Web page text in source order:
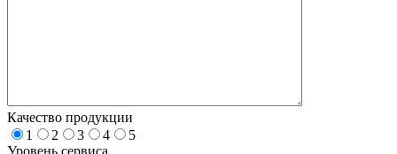
Качество продукции
1
2 3 4
5
Уровень сервиса